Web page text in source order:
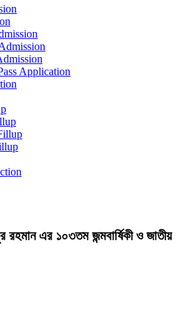
Application
রহমান এর ১০৩তম জন্মবার্ষিকী ও জাতীয়